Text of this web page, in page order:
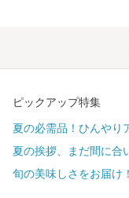
ピックアップ特集
夏の必需品！ひんやり
夏の挨拶、まだ間に合
旬の美味しさをお届け